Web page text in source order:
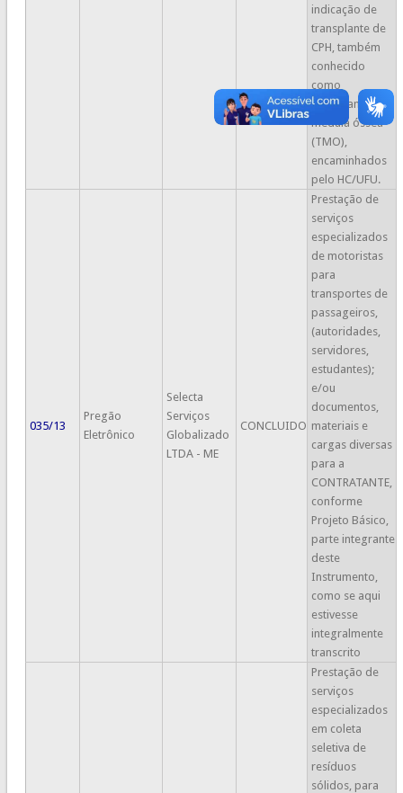
indicação de
transplante de
CPH, também
conhecido
como
transplante de
medula óssea
(TMO),
encaminhados
pelo HC/UFU.
035/13
Pregão
Eletrônico
Selecta
Serviços
Globalizado
LTDA - ME
CONCLUIDO
Prestação de
serviços
especializados
de motoristas
para
transportes de
passageiros,
(autoridades,
servidores,
estudantes);
e/ou
documentos,
materiais e
cargas diversas
para a
CONTRATANTE,
conforme
Projeto Básico,
parte integrante
deste
Instrumento,
como se aqui
estivesse
integralmente
transcrito
Prestação de
serviços
especializados
em coleta
seletiva de
resíduos
sólidos, para